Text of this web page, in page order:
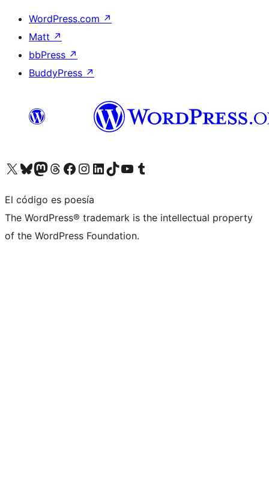
WordPress.com ↗
Matt ↗
bbPress ↗
BuddyPress ↗
Visita nuestra cuenta de X (anteriormente Twitter)
Visita nuestra cuenta de Bluesky
Visita nuestra cuenta de Mastodon
Visita nuestra cuenta de Threads
Visita nuestra página de Facebook
Visita nuestra cuenta de Instagram
Visita nuestra cuenta de LinkedIn
Visita nuestra cuenta de TikTok
Visita nuestro canal de YouTube
Visita nuestra cuenta de Tumblr
El código es poesía
The WordPress® trademark is the intellectual property
of the WordPress Foundation.